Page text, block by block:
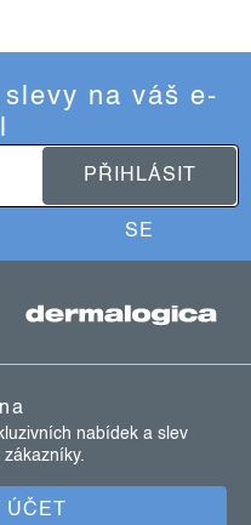
na váš e-
PŘIHLÁSIT
SE
nabídek a slev